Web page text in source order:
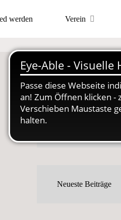
werden Verein
Suchen
Neueste Beiträge